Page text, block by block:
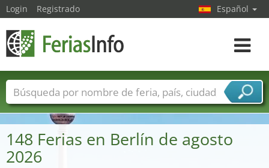
148 Ferias en Berlín de agosto
2026
Login Registrado Español
toggle
Nombres de ferias Países
Ciudades
Sectores de ferias
Sectores de proveedor de servicios